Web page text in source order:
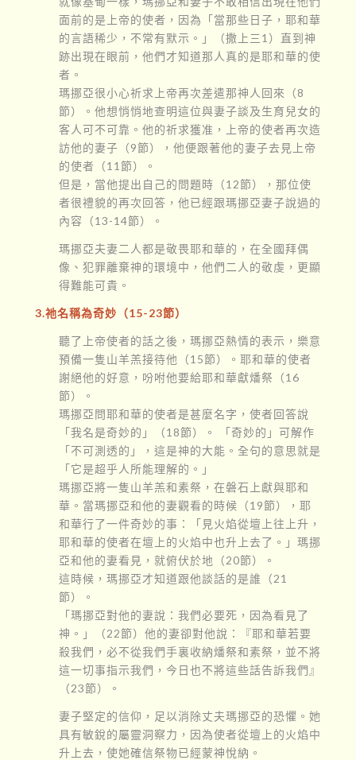
面前的是上帝的使者，因為「當那些日子，耶和華
的言語稀少，不常有默示。」（撒上三1）直到神
跡出現在眼前，他們才知道那人真的是耶和華的使
者。
瑪挪亞很小心祈求上帝再次差遣那神人回來（8
節）。他想悄悄地查明這位與妻子談及生育兒女的
客人可不可靠。他的祈求獲准，上帝的使者再次造
訪他的妻子（9節），他便跟著他的妻子去見上帝
的使者（11節）。
但是，當他提出自己的問題時（12節），那位使
者很禮貌的再次回答，他已經跟瑪挪亞妻子說過的
內容（13-14節）。
瑪挪亞夫妻二人都是敬畏耶和華的，在全國拜偶
像、犯罪離棄神的環境中，他們二人的敬虔，更顯
得難能可貴。
3.祂名稱為奇妙（15-23節）
聽了上帝使者的話之後，瑪挪亞熱情的表示，樂意
預備一隻山羊羔接待他（15節）。耶和華的使者
謝絕他的好意，吩咐他要給耶和華獻燔祭（16
節）。
瑪挪亞問耶和華的使者是甚麼名字，使者回答說
「我名是奇妙的」（18節）。 「奇妙的」可解作
「不可測透的」，這是神的大能。全句的意思就是
「它是超乎人所能理解的。」
瑪挪亞將一隻山羊羔和素祭，在磐石上獻與耶和
華。當瑪挪亞和他的妻觀看的時候（19節），耶
和華行了一件奇妙的事：「見火焰從壇上往上升，
耶和華的使者在壇上的火焰中也升上去了。」瑪挪
亞和他的妻看見，就俯伏於地（20節）。
這時候，瑪挪亞才知道跟他談話的是誰（21
節）。
「瑪挪亞對他的妻說：我們必要死，因為看見了
神。」（22節）他的妻卻對他說：『耶和華若要
殺我們，必不從我們手裏收納燔祭和素祭，並不將
這一切事指示我們，今日也不將這些話告訴我們』
（23節）。
妻子堅定的信仰，足以消除丈夫瑪挪亞的恐懼。她
具有敏銳的屬靈洞察力，因為使者從壇上的火焰中
升上去，使她確信祭物已經蒙神悅納。